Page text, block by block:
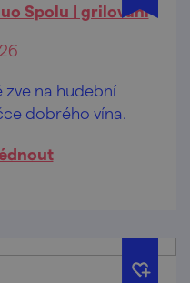
Spolu | grilování
zve na hudební
dobrého vína.